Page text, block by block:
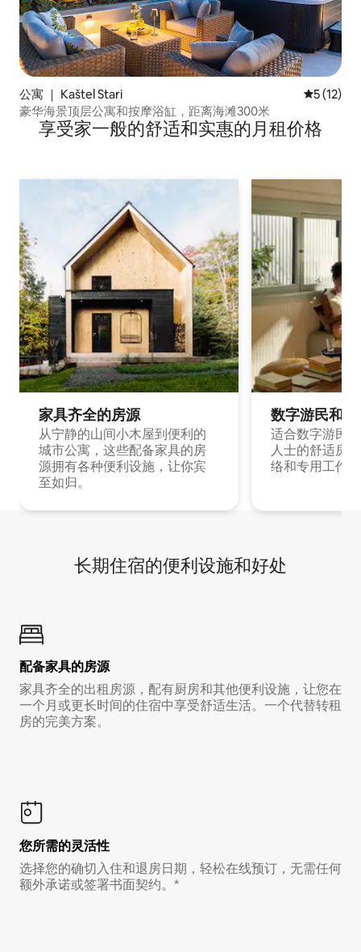
公寓 ｜ Kaštel Stari 平均评分
5 (12)
豪华海景顶层公寓和按摩浴缸，距离海滩300米
享受家一般的舒适和实惠的月租价格
家具齐全的房源
从宁静的山间小木屋到便利的
城市公寓，这些配备家具的房
源拥有各种便利设施，让你宾
至如归。
数字游民和
适合数字游民
人士的舒适房
络和专用工作
长期住宿的便利设施和好处
配备家具的房源
家具齐全的出租房源，配有厨房和其他便利设施，让您在
一个月或更长时间的住宿中享受舒适生活。一个代替转租
房的完美方案。
您所需的灵活性
选择您的确切入住和退房日期，轻松在线预订，无需任何
额外承诺或签署书面契约。*